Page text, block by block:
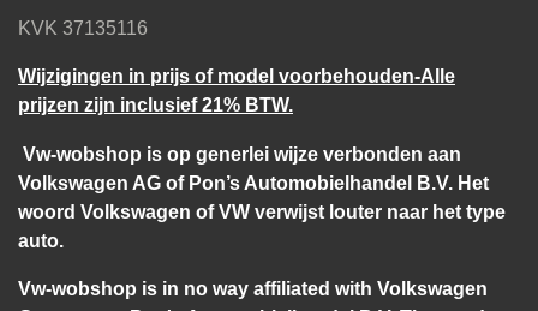
KVK 37135116
Wijzigingen in prijs of model voorbehouden-Alle
prijzen zijn inclusief 21% BTW.
Vw-wobshop is op generlei wijze verbonden aan
Volkswagen AG of Pon’s Automobielhandel B.V. Het
woord Volkswagen of VW verwijst louter naar het type
auto.
Vw-wobshop is in no way affiliated with Volkswagen